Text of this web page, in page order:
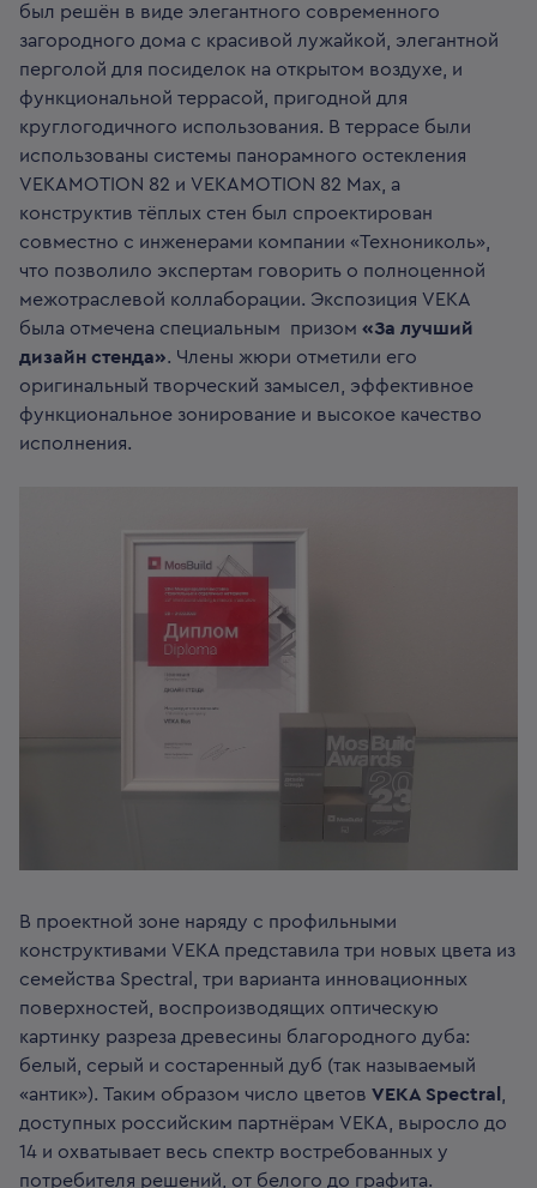
был решён в виде элегантного современного
загородного дома с красивой лужайкой, элегантной
перголой для посиделок на открытом воздухе, и
функциональной террасой, пригодной для
круглогодичного использования. В террасе были
использованы системы панорамного остекления
VEKAMOTION 82 и VEKAMOTION 82 Max, а
конструктив тёплых стен был спроектирован
совместно с инженерами компании «Технониколь»,
что позволило экспертам говорить о полноценной
межотраслевой коллаборации. Экспозиция VEKA
была отмечена специальным призом «За лучший
дизайн стенда». Члены жюри отметили его
оригинальный творческий замысел, эффективное
функциональное зонирование и высокое качество
исполнения.
В проектной зоне наряду с профильными
конструктивами VEKA представила три новых цвета из
семейства Spectral, три варианта инновационных
поверхностей, воспроизводящих оптическую
картинку разреза древесины благородного дуба:
белый, серый и состаренный дуб (так называемый
«антик»). Таким образом число цветов VEKA Spectral
доступных российским партнёрам VEKA, выросло до
14 и охватывает весь спектр востребованных у
потребителя решений, от белого до графита.